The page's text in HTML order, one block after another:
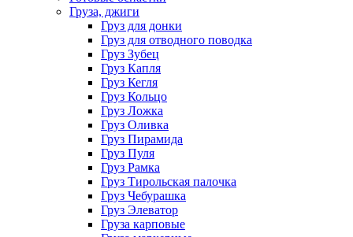
Груза, джиги
Груз для донки
Груз для отводного поводка
Груз Зубец
Груз Капля
Груз Кегля
Груз Кольцо
Груз Ложка
Груз Оливка
Груз Пирамида
Груз Пуля
Груз Рамка
Груз Тирольская палочка
Груз Чебурашка
Груз Элеватор
Груза карповые